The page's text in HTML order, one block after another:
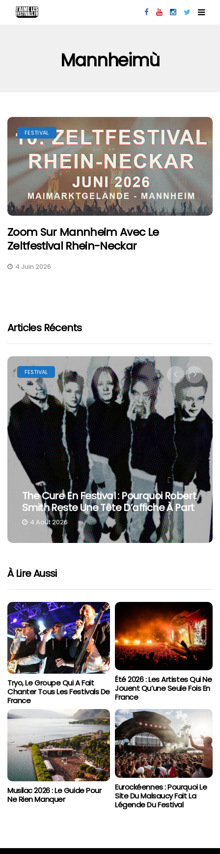
Mannheimù
FESTIVAL
Zoom Sur Mannheim Avec Le
Zeltfestival Rhein-Neckar
4 Juin 2026
Articles Récents
FESTIVAL
The Cure En Festival : Pourquoi Robert
Smith Reste Une Tête D’affiche À Part
4 Août 2026
À Lire Aussi
Tryo, Le Groupe Qui A Fait
Chanter Tous Les Festivals De
France
Été 2026 : Les Artistes Qui Ne
Jouent Qu’une Seule Fois En
France
Musilac 2026 : Le Guide Pour
Ne Rien Manquer
Eurockéennes : Pourquoi Le
Site Du Malsaucy Fait La
Légende Du Festival